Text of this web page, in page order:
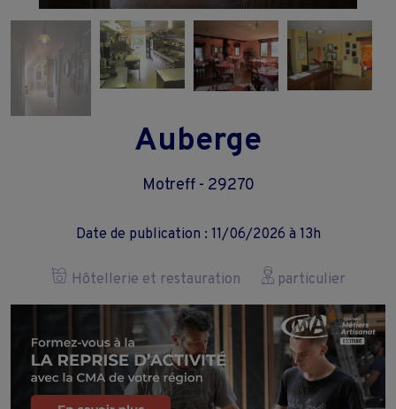
Auberge
Motreff - 29270
Date de publication : 11/06/2026 à 13h
Hôtellerie et restauration particulier